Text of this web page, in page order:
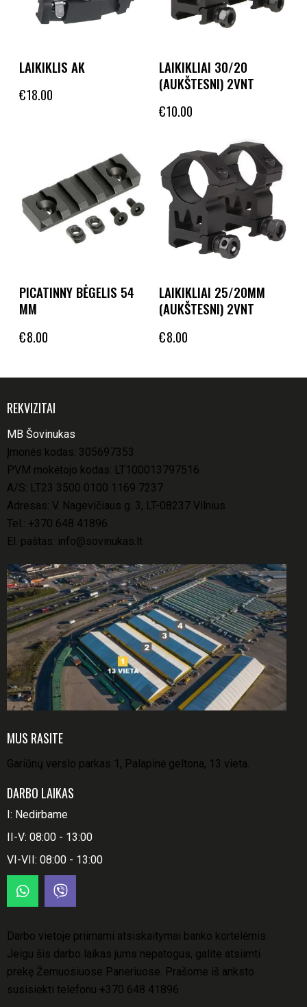
LAIKIKLIS AK
€18.00
LAIKIKLIAI 30/20
(AUKŠTESNI) 2VNT
€10.00
PICATINNY BĖGELIS 54
MM
€8.00
LAIKIKLIAI 25/20MM
(AUKŠTESNI) 2VNT
€8.00
REKVIZITAI
MB Šovinukas
Įmonės kodas: 305697353
PVM mokėtojo kodas: LT100013797516
A/S: LT23 3500 0100 1169 7237
Adresas: V. Nagevičiaus g. 3, LT-08237 Vilnius
Tel.: +370 648 41896
El. paštas: info@sovinukas.lt
MUS RASITE
Gariūnų verslo parkas 1, Palapinė geltona, 13 vieta.
DARBO LAIKAS
I: Nedirbame
II-V: 08:00 - 13:00
VI-VII: 08:00 - 13:00
Darbo vietoje priimami atsiskaitymai banko kortelėmis.
Jeigu šis darbo laikas jums nepatogus, galite atsiimti
prekę Žemuosiuose Paneriuose. Prašome iš anksto
susisiekti telefonu +370 648 41896